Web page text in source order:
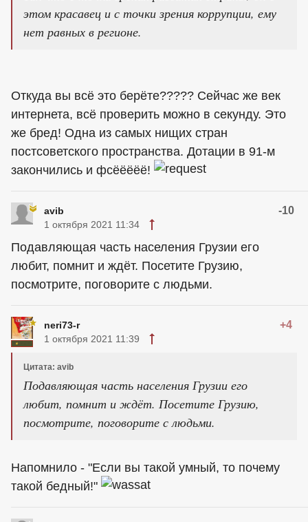
этом красавец и с точки зрения коррупции, ему
нет равных в регионе.
Откуда вы всё это берёте????? Сейчас же век
интернета, всё проверить можно в секунду. Это
же бред! Одна из самых нищих стран
постсоветского пространства. Дотации в 91-м
закончились и фсёёёёё!
avib -10
1 октября 2021 11:34
Подавляющая часть населения Грузии его
любит, помнит и ждёт. Посетите Грузию,
посмотрите, поговорите с людьми.
neri73-r +4
1 октября 2021 11:39
Цитата: avib
Подавляющая часть населения Грузии его
любит, помнит и ждёт. Посетите Грузию,
посмотрите, поговорите с людьми.
Напомнило - "Если вы такой умный, то почему
такой бедный!"